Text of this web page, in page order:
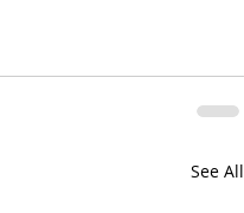
See All